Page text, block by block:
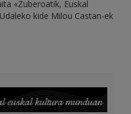
«Zuberoatik, Euskal
kide Milou Castan-ek